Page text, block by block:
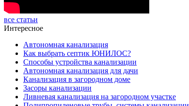
все статьи
Интересное
Автономная канализация
Как выбрать септик ЮНИЛОС?
Способы устройства канализации
Автономная канализация для дачи
Канализация в загородном доме
Засоры канализации
Ливневая канализация на загородном участке